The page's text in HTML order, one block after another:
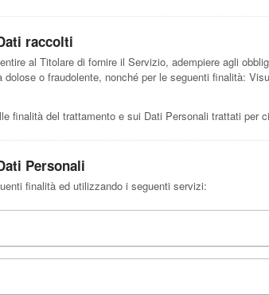
raccolti
al Titolare di fornire il Servizio, adempiere agli
o fraudolente, nonché per le seguenti finalità:
finalità del trattamento e sui Dati Personali trattati per
Personali
finalità ed utilizzando i seguenti servizi: